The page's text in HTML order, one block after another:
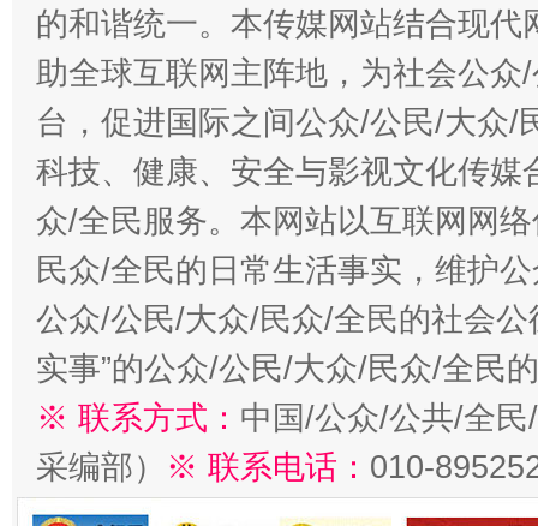
的和谐统一。本传媒网站结合现
助全球互联网主阵地，为社会公
台，促进国际之间公众/公民/大众/
科技、健康、安全与影视文化传
众/全民服务。本网站以互联网网
民众/全民的日常生活事实，维护
公众/公民/大众/民众/全民的社会公
实事”的公众/公民/大众/民众/全民
※ 联系方式： 中国/公众/公共/全
采编部） ※ 联系电话： 010-